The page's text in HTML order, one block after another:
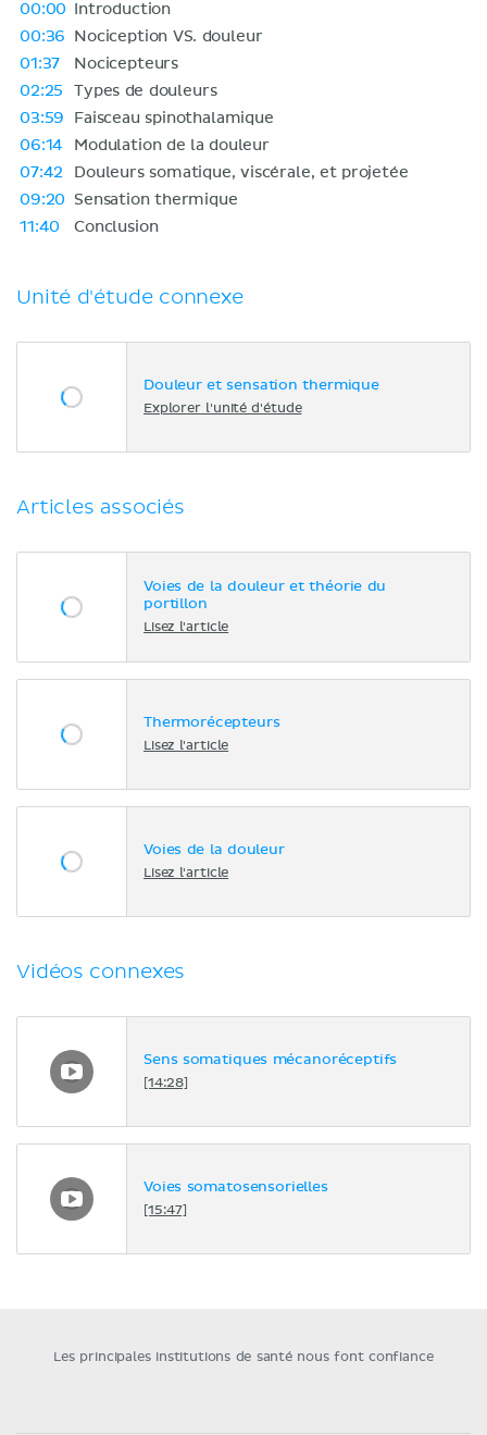
00:00
Introduction
00:36
Nociception VS. douleur
01:37
Nocicepteurs
02:25
Types de douleurs
03:59
Faisceau spinothalamique
06:14
Modulation de la douleur
07:42
Douleurs somatique, viscérale, et projetée
09:20
Sensation thermique
11:40
Conclusion
Unité d'étude connexe
Douleur et sensation thermique
Explorer l'unité d'étude
Articles associés
Voies de la douleur et théorie du
portillon
Lisez l'article
Thermorécepteurs
Lisez l'article
Voies de la douleur
Lisez l'article
Vidéos connexes
Sens somatiques mécanoréceptifs
[14:28]
Voies somatosensorielles
[15:47]
Les principales institutions de santé nous font confiance